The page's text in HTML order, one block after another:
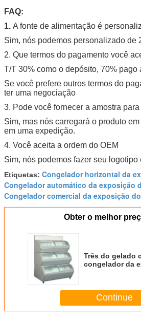
FAQ:
1. A fonte de alimentação é
Sim, nós podemos personalizado de
2. Que termos do pagamento você
T/T 30% como o depósito, 70% pago
Se você prefere outros termos do
ter uma negociação
3. Pode você fornecer a amostra
Sim, mas nós carregará o produto
em uma expedição.
4. Você aceita a ordem do OEM
Sim, nós podemos fazer seu logotipo
Etiquetas: Congelador horizontal da
Congelador automático da exposição
Congelador comercial da exposição
Obter o melhor
Três do gelado
congelador da
Continue